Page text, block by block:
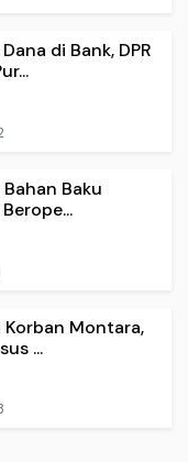
di Bank, DPR
Baku
Korban Montara,
...